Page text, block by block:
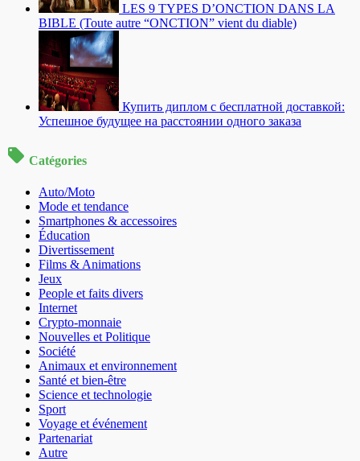
LES 9 TYPES D’ONCTION DANS LA
BIBLE (Toute autre “ONCTION” vient du diable)
Купить диплом с бесплатной доставкой:
Успешное будущее на расстоянии одного заказа
Catégories
Auto/Moto
Mode et tendance
Smartphones & accessoires
Éducation
Divertissement
Films & Animations
Jeux
People et faits divers
Internet
Crypto-monnaie
Nouvelles et Politique
Société
Animaux et environnement
Santé et bien-être
Science et technologie
Sport
Voyage et événement
Partenariat
Autre